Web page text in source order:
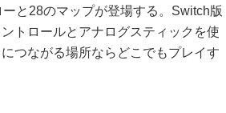
と28のマップが登場する。Switch版
トロールとアナログスティックを使
つながる場所ならどこでもプレイす